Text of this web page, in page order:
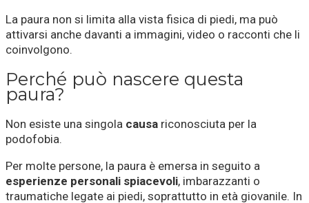
La paura non si limita alla vista fisica di piedi, ma può
attivarsi anche davanti a immagini, video o racconti che li
coinvolgono.
Perché può nascere questa
paura?
Non esiste una singola causa riconosciuta per la
podofobia.
Per molte persone, la paura è emersa in seguito a
esperienze personali spiacevoli, imbarazzanti o
traumatiche legate ai piedi, soprattutto in età giovanile. In